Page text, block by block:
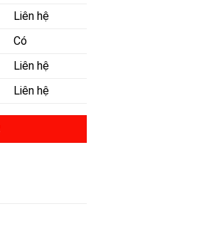
Liên hệ
Có
Liên hệ
Liên hệ